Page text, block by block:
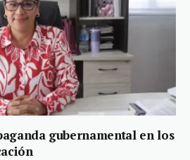
gubernamental en los